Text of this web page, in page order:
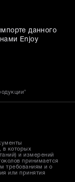
данного
Enjoy
в которых
и измерений
принимается
требованиям и о
или принятия